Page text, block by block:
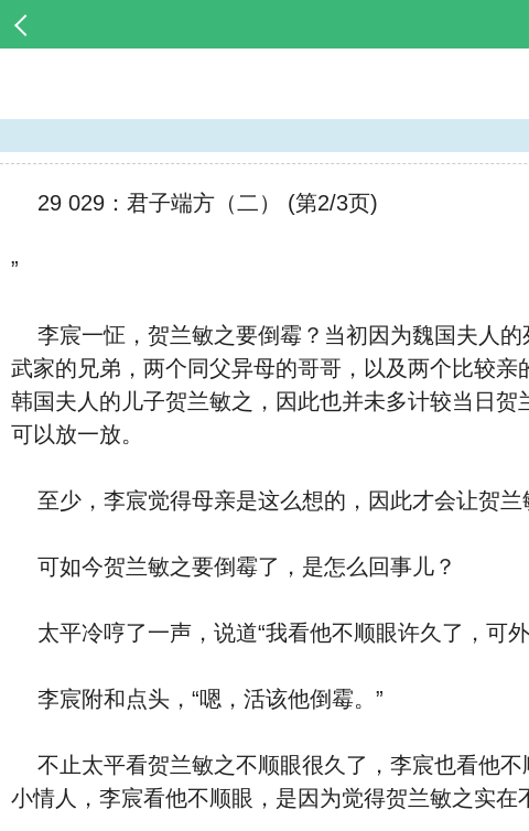
29 029：君子端方（二） (第2/3页)
”
李宸一怔，贺兰敏之要倒霉？当初因为魏国夫人的
武家的兄弟，两个同父异母的哥哥，以及两个比较
韩国夫人的儿子贺兰敏之，因此也并未多计较当日
可以放一放。
至少，李宸觉得母亲是这么想的，因此才会让贺
可如今贺兰敏之要倒霉了，是怎么回事儿？
太平冷哼了一声，说道“我看他不顺眼许久了，可
李宸附和点头，“嗯，活该他倒霉。”
不止太平看贺兰敏之不顺眼很久了，李宸也看他不
小情人，李宸看他不顺眼，是因为觉得贺兰敏之实在